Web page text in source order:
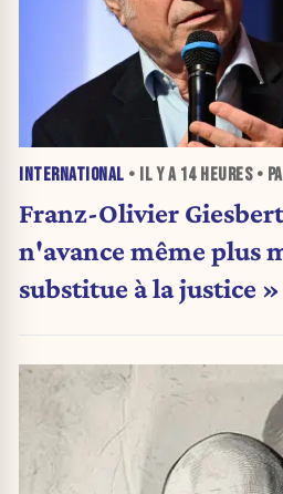
INTERNATIONAL • IL Y A 14 HEURES•
Franz-Olivier
n'avance même plus
substitue à la justice »